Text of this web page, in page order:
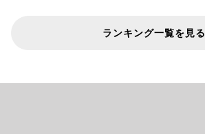
ランキング一覧を見る